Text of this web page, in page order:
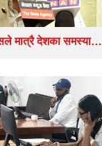
मात्रै देशका समस्या…